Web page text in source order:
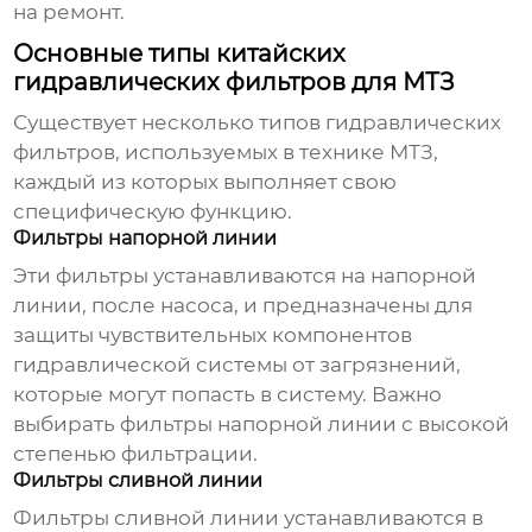
на ремонт.
Основные типы китайских
гидравлических фильтров для МТЗ
Существует несколько типов гидравлических
фильтров, используемых в технике МТЗ,
каждый из которых выполняет свою
специфическую функцию.
Фильтры напорной линии
Эти фильтры устанавливаются на напорной
линии, после насоса, и предназначены для
защиты чувствительных компонентов
гидравлической системы от загрязнений,
которые могут попасть в систему. Важно
выбирать фильтры напорной линии с высокой
степенью фильтрации.
Фильтры сливной линии
Фильтры сливной линии устанавливаются в